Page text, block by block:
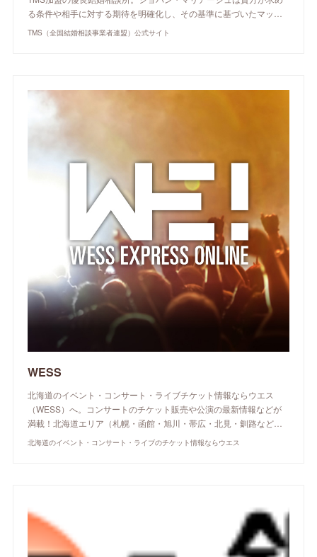
る条件や相手に対する期待を明確化し、その基準に基づいたマッ…
TMS（全国結婚相談事業者連盟）公式サイト
WESS
北海道のイベント・コンサート・ライブチケット情報ならウエス
（WESS）へ。コンサートのチケット販売や公演の最新情報などが
満載！北海道エリア（札幌・函館・旭川・帯広・北見・釧路など…
北海道のイベント・コンサート・ライブのチケット情報ならウエス